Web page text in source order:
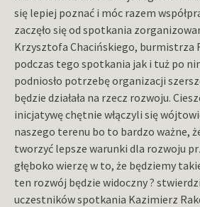
się lepiej poznać i móc razem
zaczęło się od spotkania
Krzysztofa Chacińskiego, burmistrza
podczas tego spotkania jak i tuż po
podniosło potrzebę organizacji
będzie działała na rzecz rozwoju.
inicjatywę chętnie włączyli się
naszego terenu bo to bardzo ważne,
tworzyć lepsze warunki dla rozwoju
głęboko wierzę w to, że będziemy
ten rozwój będzie widoczny ?
uczestników spotkania Kazimierz